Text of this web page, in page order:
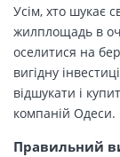
Усім, хто шукає
жилплощадь в
оселитися на
вигідну
відшукати і
компаній Одеси.
Правильний